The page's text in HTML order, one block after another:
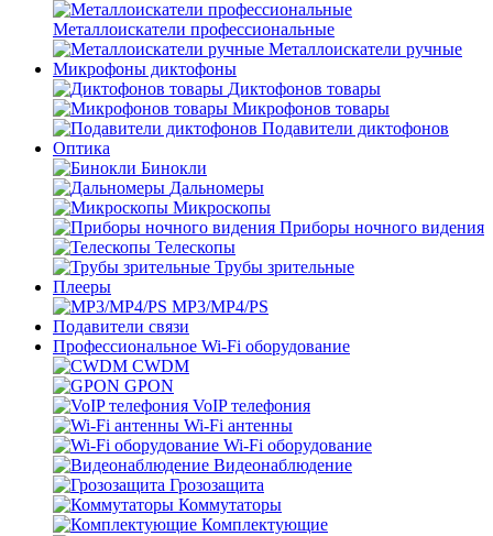
Металлоискатели профессиональные
Металлоискатели ручные
Микрофоны диктофоны
Диктофонов товары
Микрофонов товары
Подавители диктофонов
Оптика
Бинокли
Дальномеры
Микроскопы
Приборы ночного видения
Телескопы
Трубы зрительные
Плееры
MP3/MP4/PS
Подавители связи
Профессиональное Wi-Fi оборудование
CWDM
GPON
VoIP телефония
Wi-Fi антенны
Wi-Fi оборудование
Видеонаблюдение
Грозозащита
Коммутаторы
Комплектующие